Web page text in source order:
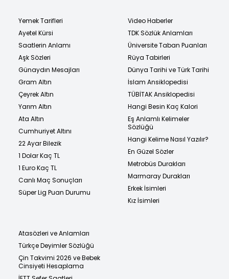
Yemek Tarifleri
Ayetel Kürsi
Saatlerin Anlamı
Aşk Sözleri
Günaydın Mesajları
Gram Altın
Çeyrek Altın
Yarım Altın
Ata Altın
Cumhuriyet Altını
22 Ayar Bilezik
1 Dolar Kaç TL
1 Euro Kaç TL
Canlı Maç Sonuçları
Süper Lig Puan Durumu
Video Haberler
TDK Sözlük Anlamları
Üniversite Taban Puanları
Rüya Tabirleri
Dünya Tarihi ve Türk Tarihi
İslam Ansiklopedisi
TÜBİTAK Ansiklopedisi
Hangi Besin Kaç Kalori
Eş Anlamlı Kelimeler
Sözlüğü
Hangi Kelime Nasıl Yazılır?
En Güzel Sözler
Metrobüs Durakları
Marmaray Durakları
Erkek İsimleri
Kız İsimleri
Atasözleri ve Anlamları
Türkçe Deyimler Sözlüğü
Çin Takvimi 2026 ve Bebek
Cinsiyeti Hesaplama